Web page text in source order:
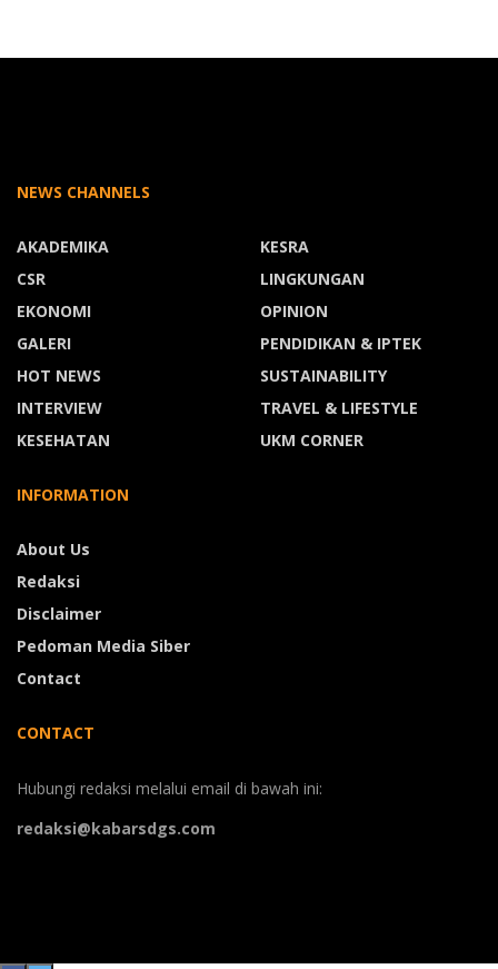
NEWS CHANNELS
AKADEMIKA
CSR
EKONOMI
GALERI
HOT NEWS
INTERVIEW
KESEHATAN
KESRA
LINGKUNGAN
OPINION
PENDIDIKAN & IPTEK
SUSTAINABILITY
TRAVEL & LIFESTYLE
UKM CORNER
INFORMATION
About Us
Redaksi
Disclaimer
Pedoman Media Siber
Contact
CONTACT
Hubungi redaksi melalui email di bawah ini:
redaksi@kabarsdgs.com